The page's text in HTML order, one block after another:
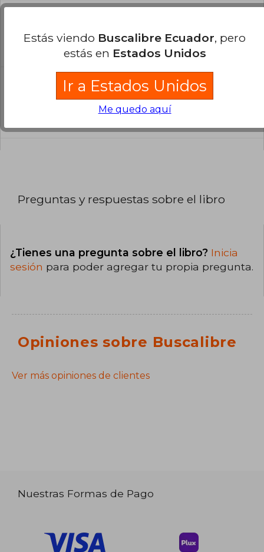
El libro está escrito en Español.
¿Cuál es la encuadernación de este libro?
La encuadernación de esta edición es Libro de
Preguntas y respuestas sobre el libro
¿Tienes una pregunta sobre el libro? Inicia
sesión para poder agregar tu propia pregunta.
Opiniones sobre Buscalibre
Ver más opiniones de clientes
Nuestras Formas de Pago
Estás viendo Buscalibre Ecuador, pero
estás en Estados Unidos
Ir a Estados Unidos
Me quedo aquí